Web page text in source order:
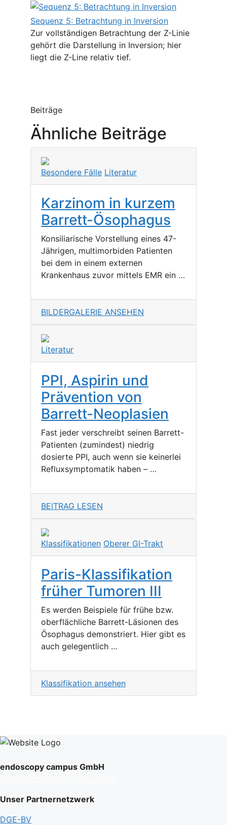
Sequenz 5: Betrachtung in Inversion
Zur vollständigen Betrachtung der Z-Linie
gehört die Darstellung in Inversion; hier
liegt die Z-Line relativ tief.
Beiträge
Ähnliche Beiträge
Besondere Fälle Literatur
Karzinom in kurzem
Barrett-Ösophagus
Konsiliarische Vorstellung eines 47-
Jährigen, multimorbiden Patienten
bei dem in einem externen
Krankenhaus zuvor mittels EMR ein …
BILDERGALERIE ANSEHEN
Literatur
PPI, Aspirin und
Prävention von
Barrett-Neoplasien
Fast jeder verschreibt seinen Barrett-
Patienten (zumindest) niedrig
dosierte PPI, auch wenn sie keinerlei
Refluxsymptomatik haben – …
BEITRAG LESEN
Klassifikationen Oberer GI-Trakt
Paris-Klassifikation
früher Tumoren III
Es werden Beispiele für frühe bzw.
oberflächliche Barrett-Läsionen des
Ösophagus demonstriert. Hier gibt es
auch gelegentlich …
Klassifikation ansehen
endoscopy campus GmbH
Unser Partnernetzwerk
DGE-BV